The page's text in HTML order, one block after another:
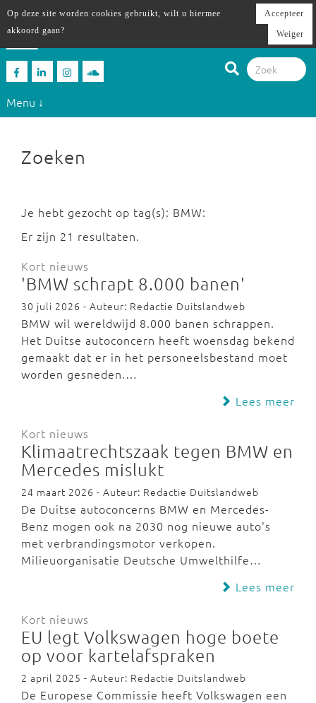
Menu ↓
Zoeken
Je hebt gezocht op tag(s): BMW:
Er zijn 21 resultaten.
Kort nieuws
'BMW schrapt 8.000 banen'
30 juli 2026 - Auteur: Redactie Duitslandweb
BMW wil wereldwijd 8.000 banen schrappen.
Het Duitse autoconcern heeft woensdag bekend
gemaakt dat er in het personeelsbestand moet
worden gesneden.…
Lees meer
Kort nieuws
Klimaatrechtszaak tegen BMW en
Mercedes mislukt
24 maart 2026 - Auteur: Redactie Duitslandweb
De Duitse autoconcerns BMW en Mercedes-
Benz mogen ook na 2030 nog nieuwe auto's
met verbrandingsmotor verkopen.
Milieuorganisatie Deutsche Umwelthilfe…
Lees meer
Kort nieuws
EU legt Volkswagen hoge boete
op voor kartelafspraken
2 april 2025 - Auteur: Redactie Duitslandweb
De Europese Commissie heeft Volkswagen een
Op deze site worden cookies gebruikt, wilt u hiermee
akkoord gaan?
Accepteer
Weiger